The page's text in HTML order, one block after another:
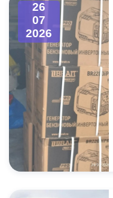
26
07
2026